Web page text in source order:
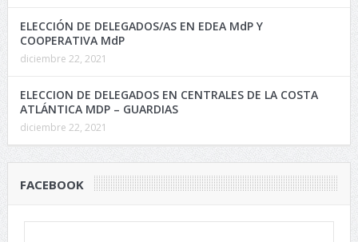
ELECCIÓN DE DELEGADOS/AS EN EDEA MdP Y
COOPERATIVA MdP
diciembre 22, 2021
ELECCION DE DELEGADOS EN CENTRALES DE LA COSTA
ATLÁNTICA MDP – GUARDIAS
diciembre 22, 2021
FACEBOOK